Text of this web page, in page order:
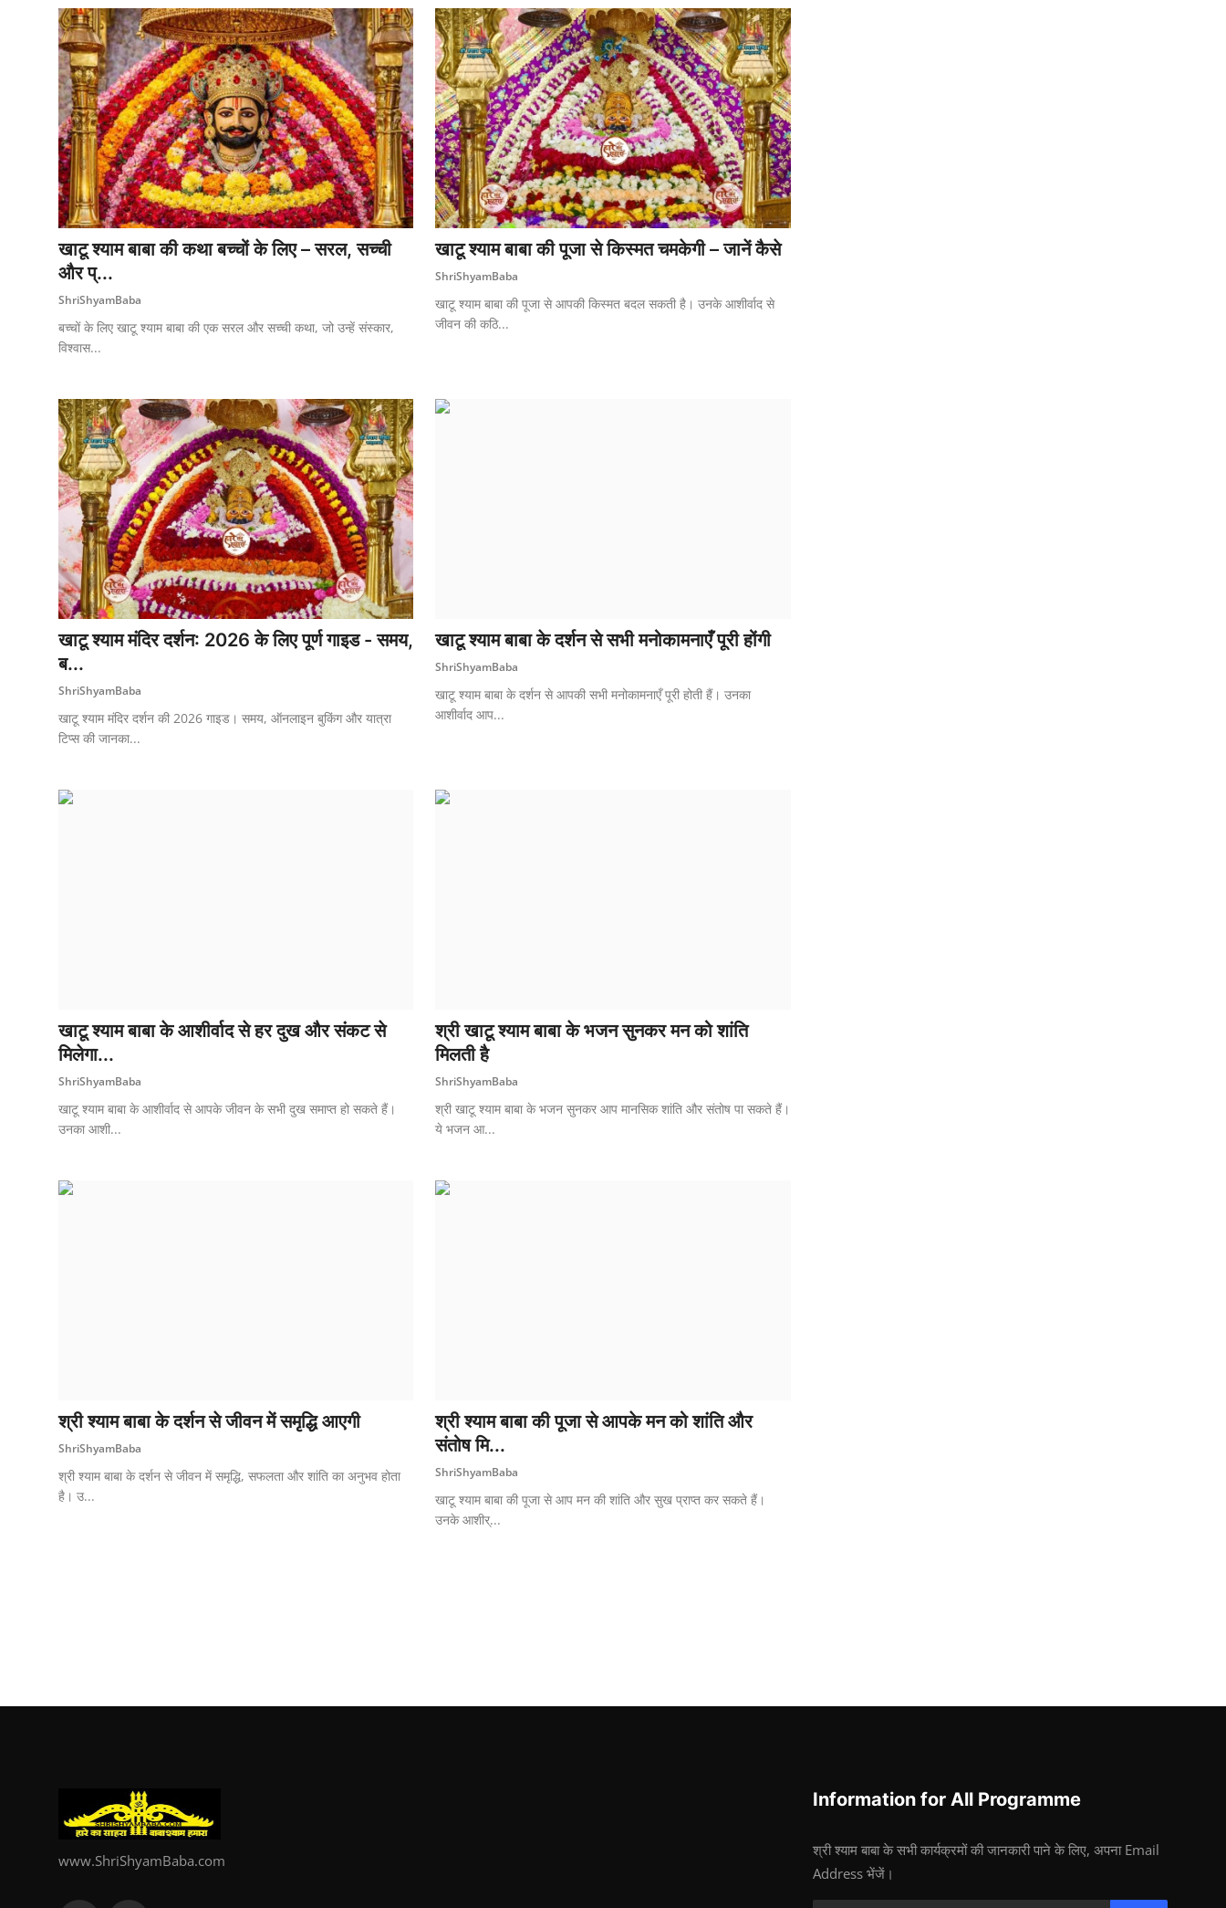
खाटू श्याम बाबा की कथा बच्चों के लिए – सरल, सच्ची
और प्...
ShriShyamBaba
बच्चों के लिए खाटू श्याम बाबा की एक सरल और सच्ची कथा, जो उन्हें संस्कार,
विश्वास...
खाटू श्याम बाबा की पूजा से किस्मत चमकेगी – जानें कैसे
ShriShyamBaba
खाटू श्याम बाबा की पूजा से आपकी किस्मत बदल सकती है। उनके आशीर्वाद से
जीवन की कठि...
खाटू श्याम मंदिर दर्शन: 2026 के लिए पूर्ण गाइड - समय,
ब...
ShriShyamBaba
खाटू श्याम मंदिर दर्शन की 2026 गाइड। समय, ऑनलाइन बुकिंग और यात्रा
टिप्स की जानका...
खाटू श्याम बाबा के दर्शन से सभी मनोकामनाएँ पूरी होंगी
ShriShyamBaba
खाटू श्याम बाबा के दर्शन से आपकी सभी मनोकामनाएँ पूरी होती हैं। उनका
आशीर्वाद आप...
खाटू श्याम बाबा के आशीर्वाद से हर दुख और संकट से
मिलेगा...
ShriShyamBaba
खाटू श्याम बाबा के आशीर्वाद से आपके जीवन के सभी दुख समाप्त हो सकते हैं।
उनका आशी...
श्री खाटू श्याम बाबा के भजन सुनकर मन को शांति
मिलती है
ShriShyamBaba
श्री खाटू श्याम बाबा के भजन सुनकर आप मानसिक शांति और संतोष पा सकते हैं।
ये भजन आ...
श्री श्याम बाबा के दर्शन से जीवन में समृद्धि आएगी
ShriShyamBaba
श्री श्याम बाबा के दर्शन से जीवन में समृद्धि, सफलता और शांति का अनुभव होता
है। उ...
श्री श्याम बाबा की पूजा से आपके मन को शांति और
संतोष मि...
ShriShyamBaba
खाटू श्याम बाबा की पूजा से आप मन की शांति और सुख प्राप्त कर सकते हैं।
उनके आशीर्...
www.ShriShyamBaba.com
Information for All Programme
श्री श्याम बाबा के सभी कार्यक्रमों की जानकारी पाने के लिए, अपना Email
Address भेंजें।